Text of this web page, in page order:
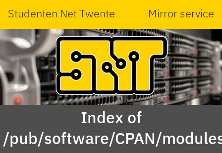
Studenten Net Twente Mirror service
Index of
/pub/software/CPAN/